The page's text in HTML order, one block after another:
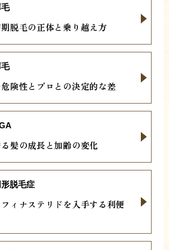
脱毛の正体と乗り越え方
険性とプロとの決定的な差
髪の成長と加齢の変化
ィナステリドを入手する利便
形脱毛症